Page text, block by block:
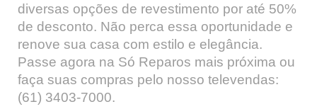
diversas opções de revestimento por até 50%
de desconto. Não perca essa oportunidade e
renove sua casa com estilo e elegância.
Passe agora na Só Reparos mais próxima ou
faça suas compras pelo nosso televendas:
(61) 3403-7000.